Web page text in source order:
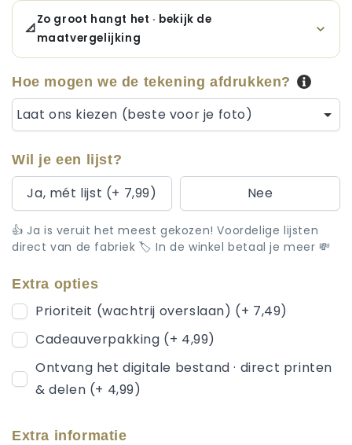
📐
Zo groot hangt het · bekijk de
maatvergelijking
Hoe mogen we de tekening afdrukken?
Laat ons kiezen (beste voor je foto)
Wil je een lijst?
Ja, mét lijst (+ 7,99) Nee
👍 Ja is veruit het meest gekozen! Voordelige lijsten
direct van de fabriek 🏷️ In de winkel betaal je meer 💸
Extra opties
Prioriteit (wachtrij overslaan) (+ 7,49)
Cadeauverpakking (+ 4,99)
Ontvang het digitale bestand · direct printen
& delen (+ 4,99)
Extra informatie